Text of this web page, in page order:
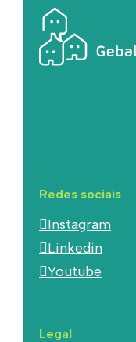
Redes sociais
Instagram
Linkedin
Youtube
Legal